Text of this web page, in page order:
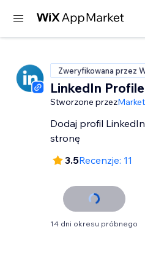
Zweryfikowana przez
LinkedIn Profile
Stworzone przez
Dodaj profil
stronę
3.5Recenzje: 11
14 dni okresu próbnego